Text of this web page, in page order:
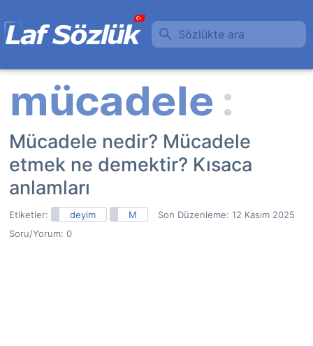
Sözlükte ara
Mücadele nedir? Mücadele
etmek ne demektir? Kısaca
anlamları
Etiketler: deyim M Son Düzenleme: 12 Kasım 2025
Soru/Yorum: 0